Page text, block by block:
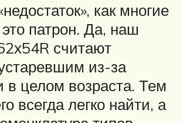
как многие
патрон. Да, наш
считают
из-за
в целом возраста. Тем
всегда легко найти, а